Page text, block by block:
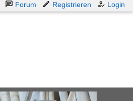
Forum Registrieren Login